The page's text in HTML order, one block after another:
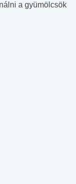
a gyümölcsök